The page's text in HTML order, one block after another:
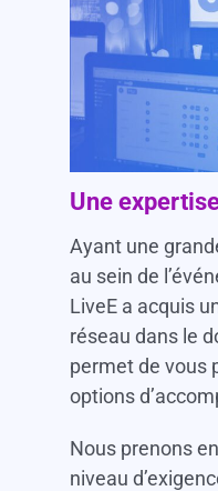
Une
Ayant une
au sein de
LiveE a acquis
réseau dans le
permet de vous
options
Nous prenons
niveau